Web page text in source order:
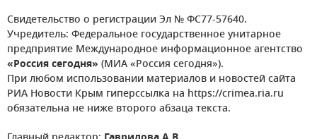
Свидетельство о регистрации Эл № ФС77-57640.
Учредитель: Федеральное государственное унитарное
предприятие Международное информационное агентство
«Россия сегодня» (МИА «Россия сегодня»).
При любом использовании материалов и новостей сайта
РИА Новости Крым гиперссылка на https://crimea.ria.ru
обязательна не ниже второго абзаца текста.